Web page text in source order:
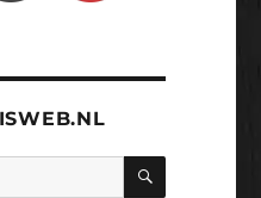
ZOEKEN